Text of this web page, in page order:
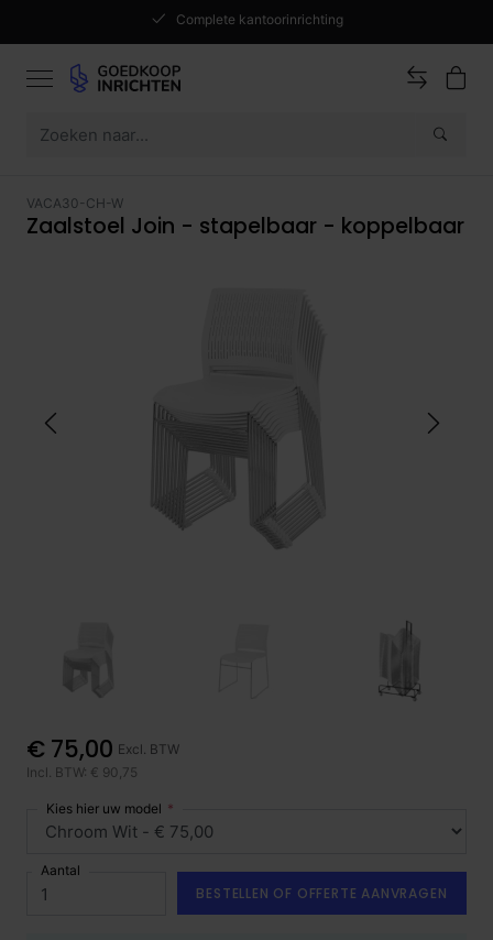
Complete kantoorinrichting
VACA30-CH-W
Zaalstoel Join - stapelbaar - koppelbaar
€ 75,00 Excl. BTW
Incl. BTW: € 90,75
Kies hier uw model
Aantal
BESTELLEN OF OFFERTE AANVRAGEN